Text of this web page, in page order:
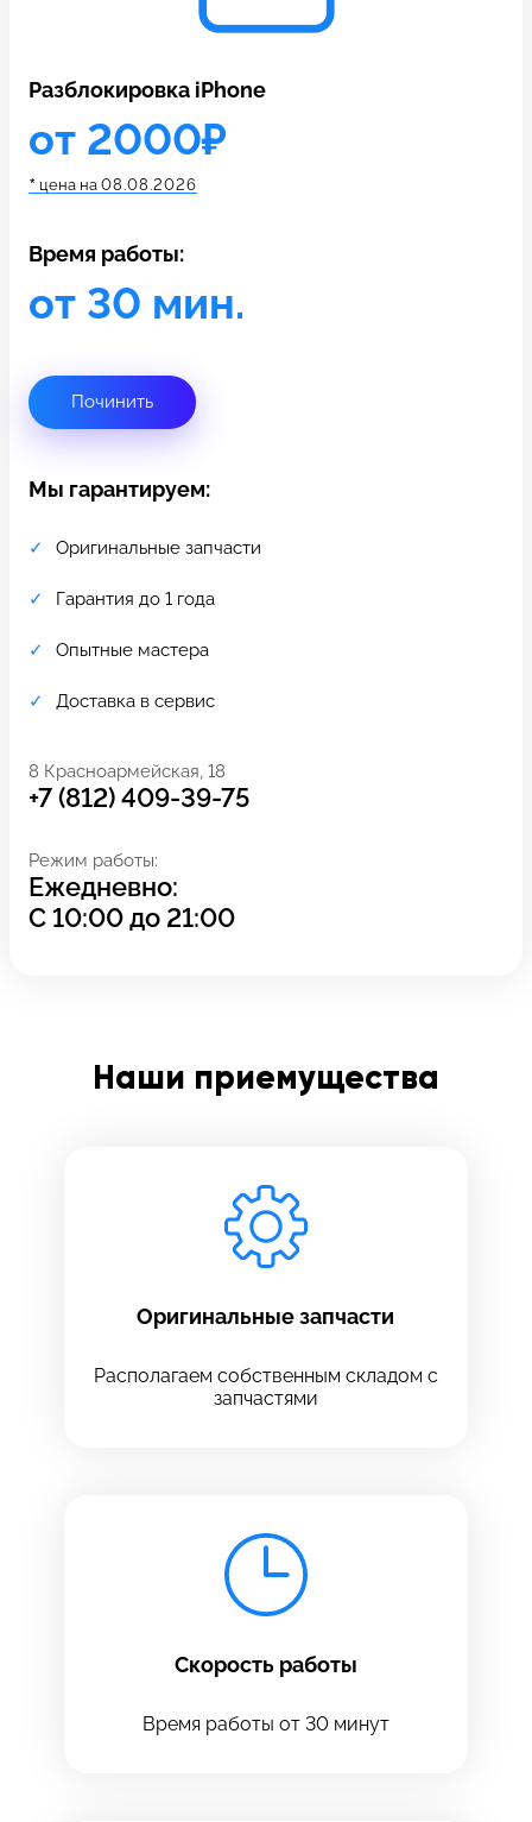
c 10:00 до 21:00
Связаться с нами
Разблокировка iPhone
от 2000₽
* цена на 08.08.2026
Время работы:
от 30 мин.
Починить
Мы гарантируем:
Оригинальные запчасти
Гарантия до 1 года
Опытные мастера
Доставка в сервис
8 Красноармейская, 18
+7 (812) 409-39-75
Режим работы:
Ежедневно:
С10:00до 21:00
Наши приемущества
Оригинальные запчасти
Располагаем собственным складом с
запчастями
Скорость работы
Время работы от 30 минут
Задать вопрос
Отправить
Оставьте свой
Заполните все необходимые поля
Введите номер договора